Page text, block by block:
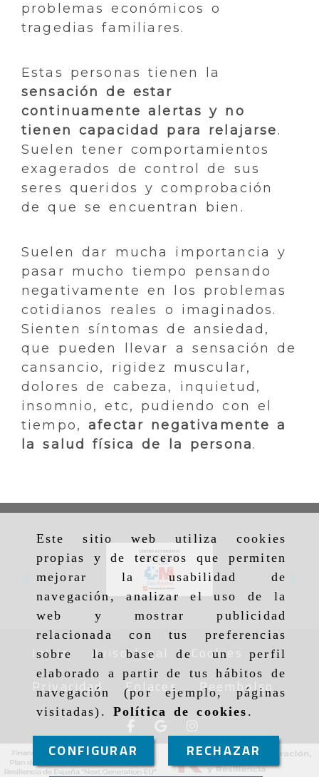
Este sitio web utiliza cookies
propias y de terceros que permiten
mejorar la usabilidad de
navegación, analizar el uso de la
web y mostrar publicidad
relacionada con tus preferencias
sobre la base de un perfil
elaborado a partir de tus hábitos de
navegación (por ejemplo, páginas
visitadas). Política de cookies .
CONFIGURAR RECHAZAR
problemas económicos o
tragedias familiares.
Estas personas tienen la
sensación de estar
continuamente alertas y no
tienen capacidad para relajarse.
Suelen tener comportamientos
exagerados de control de sus
seres queridos y comprobación
de que se encuentran bien.
Suelen dar mucha importancia y
pasar mucho tiempo pensando
negativamente en los problemas
cotidianos reales o imaginados.
Sienten síntomas de ansiedad,
que pueden llevar a sensación de
cansancio, rigidez muscular,
dolores de cabeza, inquietud,
insomnio, etc, pudiendo con el
tiempo,afectar negativamente a
la salud física de la persona.
Anterior
Inicio Aviso legal
Cookies
Privacidad
Enlaces Reembolso